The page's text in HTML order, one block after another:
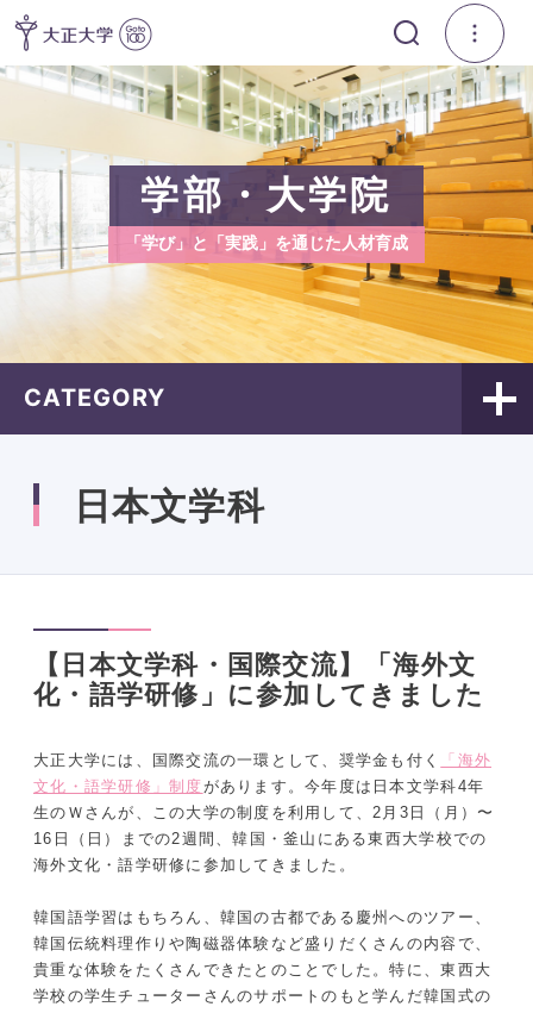
学部・大学院
「学び」と「実践」を通じた人材育成
CATEGORY
日本文学科
【日本文学科・国際交流】「海外文
化・語学研修」に参加してきました
大正大学には、国際交流の一環として、奨学金も付く
「海外
文化・語学研修」制度 があります。今年度は日本文学科4年
生のＷさんが、この大学の制度を利用して、2月3日（月）〜
16日（日）までの2週間、韓国・釜山にある東西大学校での
海外文化・語学研修に参加してきました。
韓国語学習はもちろん、韓国の古都である慶州へのツアー、
韓国伝統料理作りや陶磁器体験など盛りだくさんの内容で、
貴重な体験をたくさんできたとのことでした。特に、東西大
学校の学生チューターさんのサポートのもと学んだ韓国式の